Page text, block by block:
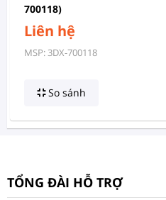
700118)
Liên hệ
MSP: 3DX-700118
So sánh
TỔNG ĐÀI HỖ TRỢ